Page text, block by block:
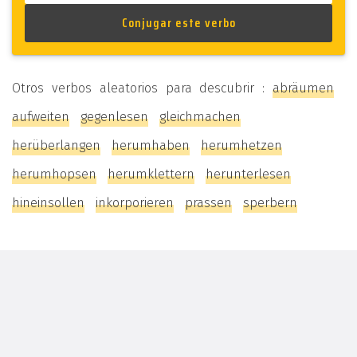
Otros verbos aleatorios para descubrir : abräumen
aufweiten
gegenlesen
gleichmachen
herüberlangen
herumhaben
herumhetzen
herumhopsen
herumklettern
herunterlesen
hineinsollen
inkorporieren prassen sperbern